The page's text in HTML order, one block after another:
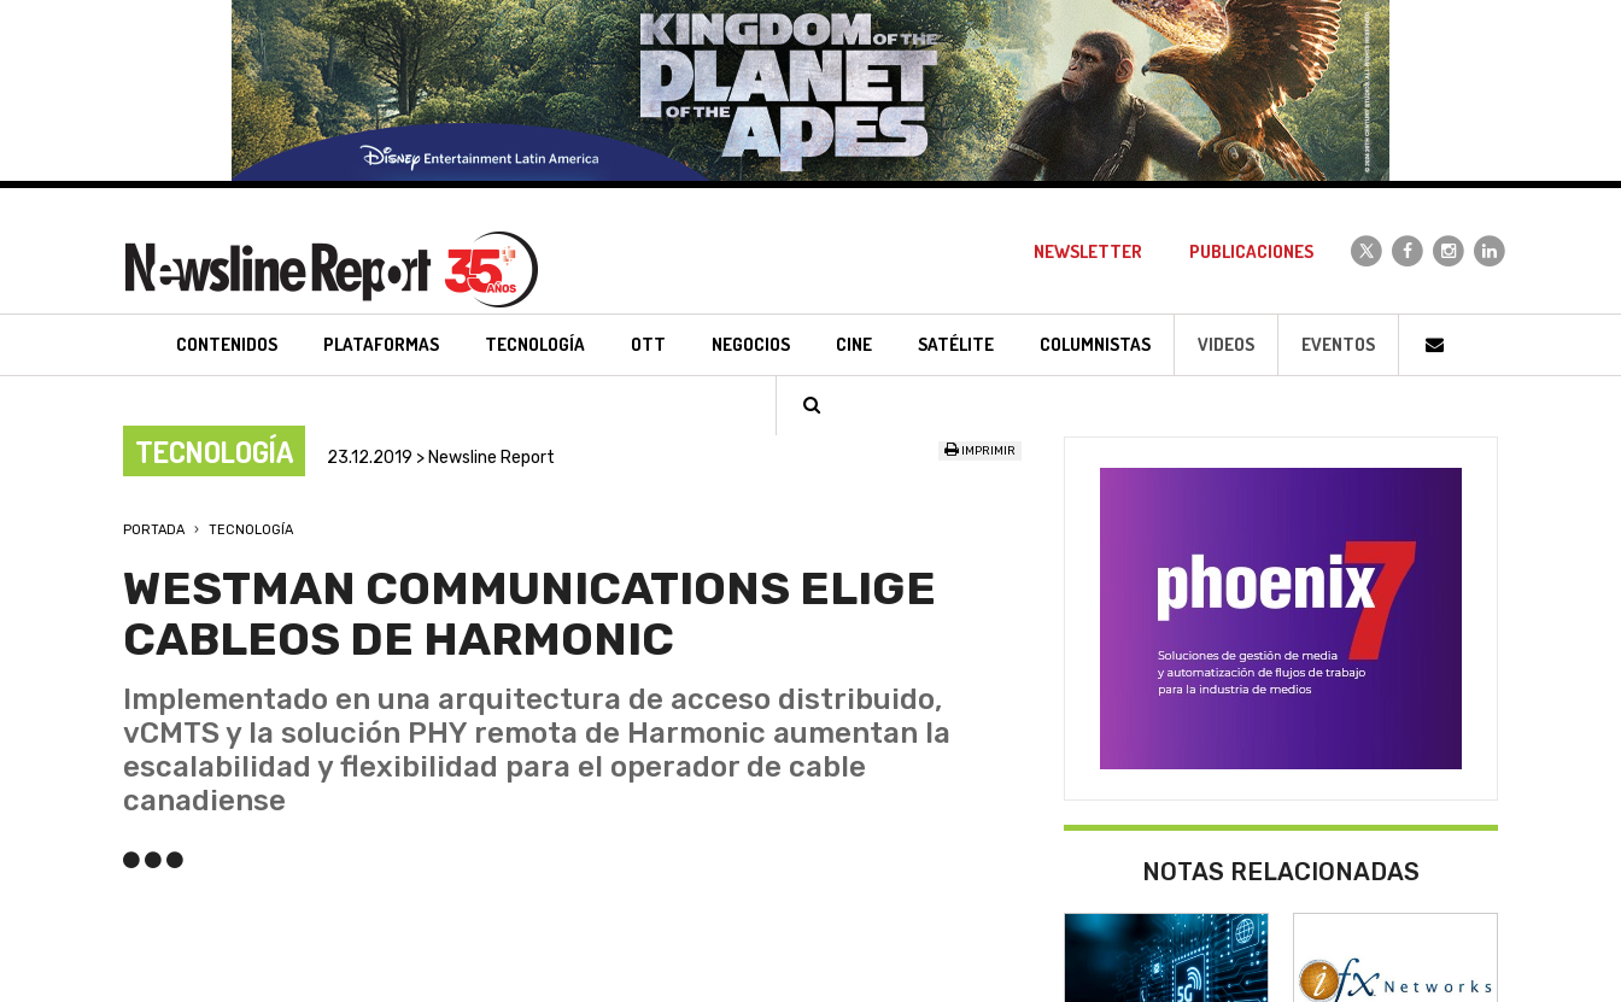
NEWSLETTER PUBLICACIONES
CONTENIDOS PLATAFORMAS TECNOLOGÍA OTT NEGOCIOS CINE SATÉLITE COLUMNISTAS VIDEOS EVENTOS
TECNOLOGÍA 23.12.2019 > Newsline Report IMPRIMIR
PORTADA TECNOLOGÍA
WESTMAN COMMUNICATIONS ELIGE
CABLEOS DE HARMONIC
Implementado en una arquitectura de acceso distribuido,
vCMTS y la solución PHY remota de Harmonic aumentan la
escalabilidad y flexibilidad para el operador de cable
canadiense
NOTAS RELACIONADAS